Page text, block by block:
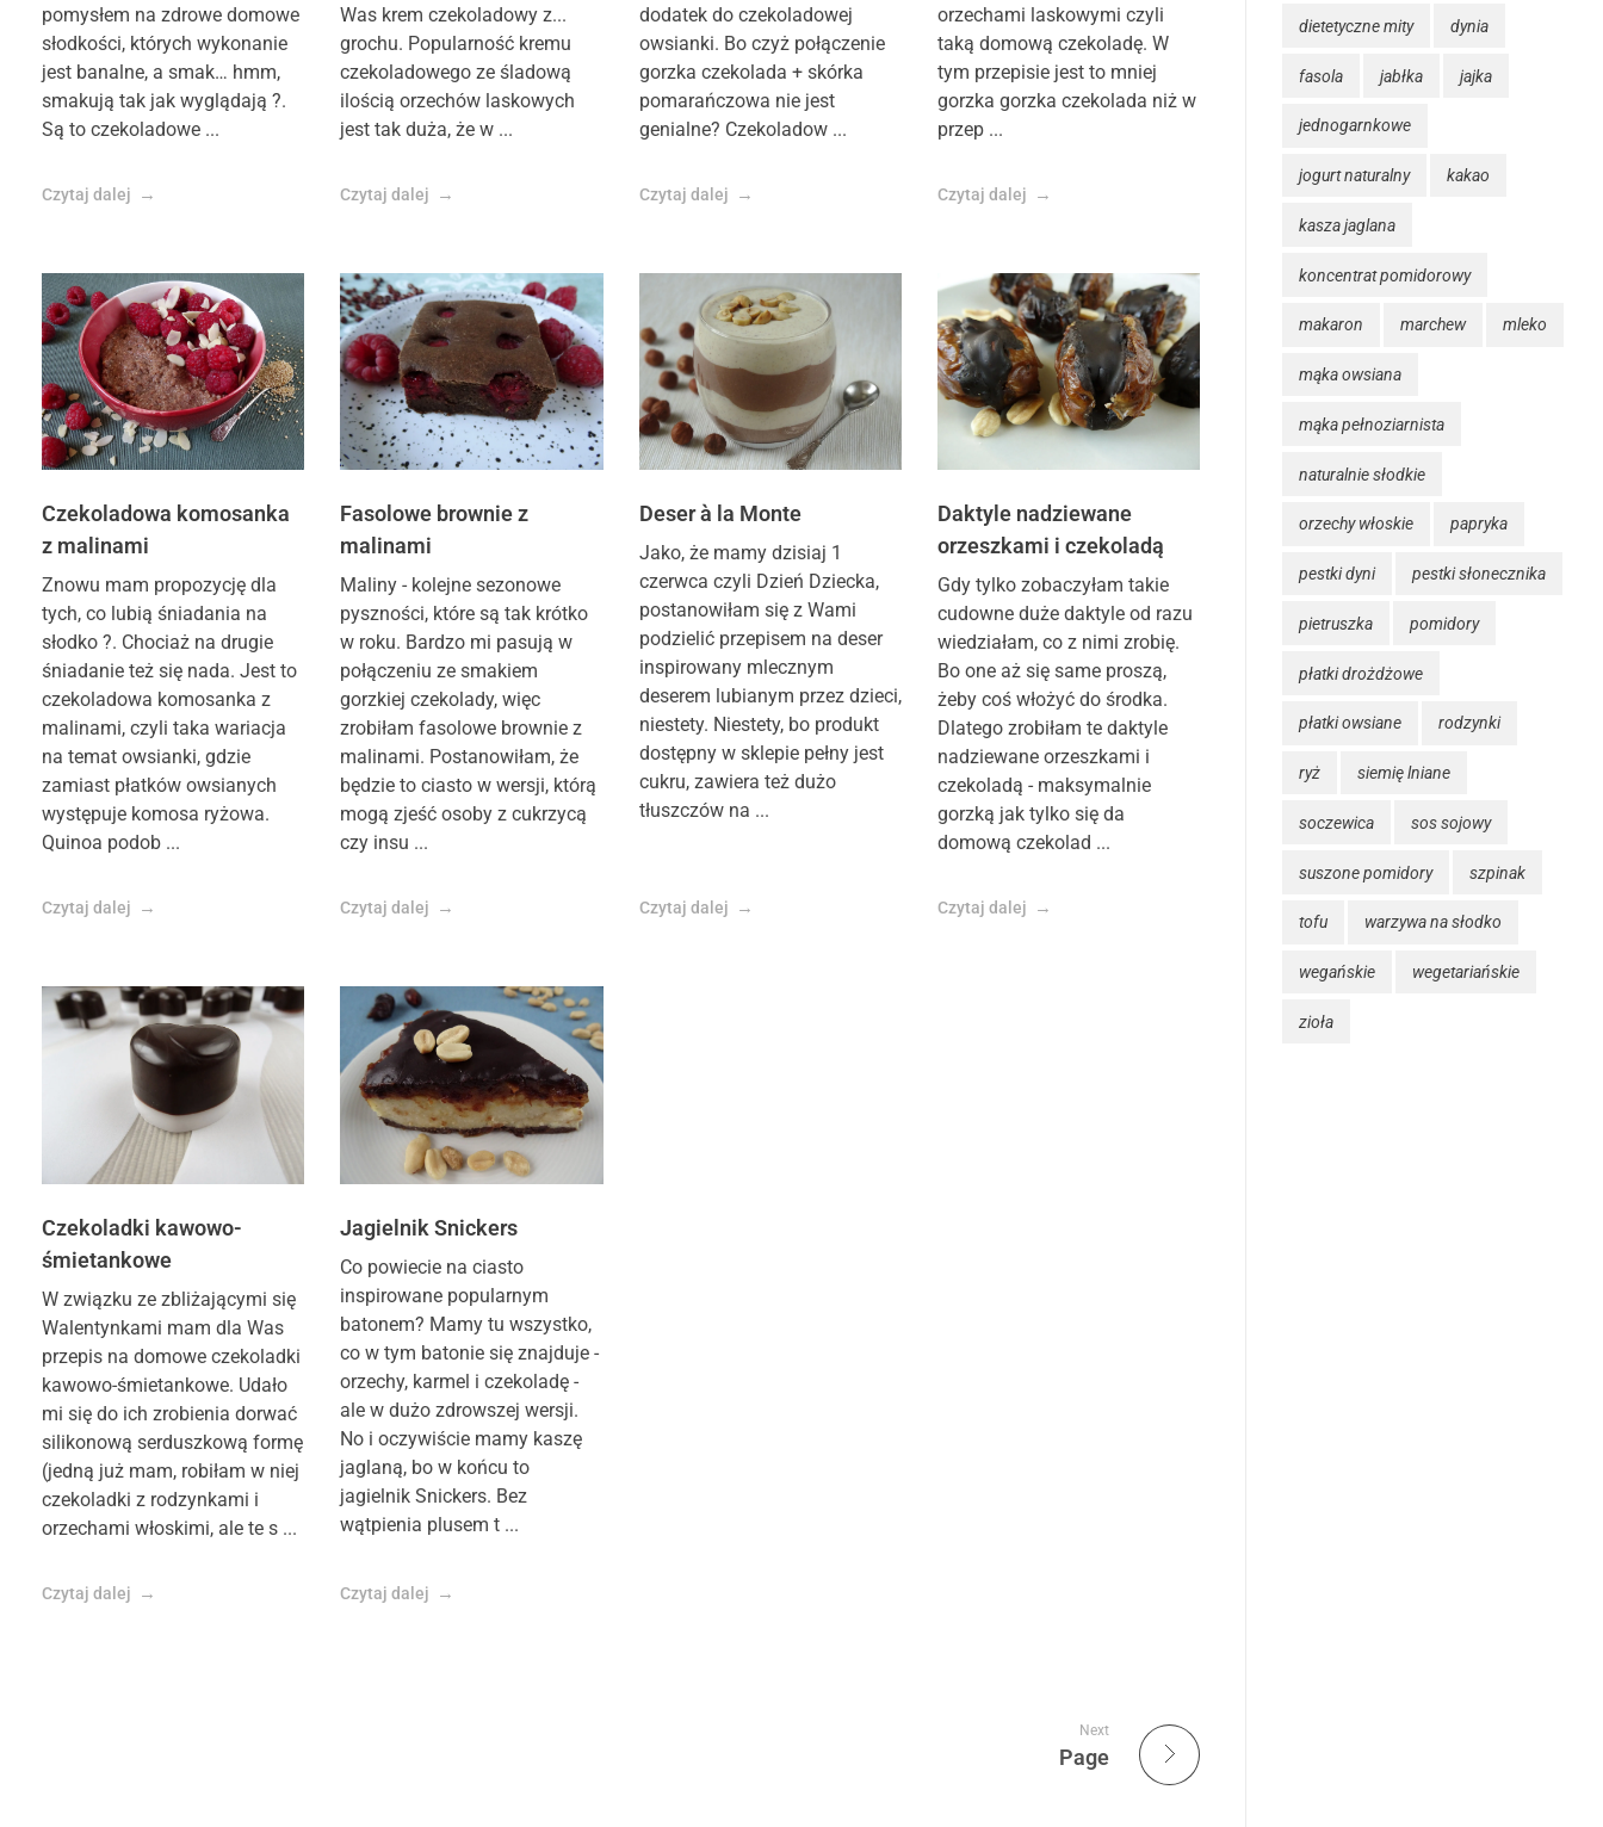
pomysłem na zdrowe domowe
słodkości, których wykonanie
jest banalne, a smak… hmm,
smakują tak jak wyglądają ?.
Są to czekoladowe ...
Czytaj dalej
Was krem czekoladowy z...
grochu. Popularność kremu
czekoladowego ze śladową
ilością orzechów laskowych
jest tak duża, że w ...
Czytaj dalej
dodatek do czekoladowej
owsianki. Bo czyż połączenie
gorzka czekolada + skórka
pomarańczowa nie jest
genialne? Czekoladow ...
Czytaj dalej
orzechami laskowymi czyli
taką domową czekoladę. W
tym przepisie jest to mniej
gorzka gorzka czekolada niż w
przep ...
Czytaj dalej
Czekoladowa komosanka
z malinami
Znowu mam propozycję dla
tych, co lubią śniadania na
słodko ?. Chociaż na drugie
śniadanie też się nada. Jest to
czekoladowa komosanka z
malinami, czyli taka wariacja
na temat owsianki, gdzie
zamiast płatków owsianych
występuje komosa ryżowa.
Quinoa podob ...
Czytaj dalej
Fasolowe brownie z
malinami
Maliny - kolejne sezonowe
pyszności, które są tak krótko
w roku. Bardzo mi pasują w
połączeniu ze smakiem
gorzkiej czekolady, więc
zrobiłam fasolowe brownie z
malinami. Postanowiłam, że
będzie to ciasto w wersji, którą
mogą zjeść osoby z cukrzycą
czy insu ...
Czytaj dalej
Deser à la Monte
Jako, że mamy dzisiaj 1
czerwca czyli Dzień Dziecka,
postanowiłam się z Wami
podzielić przepisem na deser
inspirowany mlecznym
deserem lubianym przez dzieci,
niestety. Niestety, bo produkt
dostępny w sklepie pełny jest
cukru, zawiera też dużo
tłuszczów na ...
Czytaj dalej
Daktyle nadziewane
orzeszkami i czekoladą
Gdy tylko zobaczyłam takie
cudowne duże daktyle od razu
wiedziałam, co z nimi zrobię.
Bo one aż się same proszą,
żeby coś włożyć do środka.
Dlatego zrobiłam te daktyle
nadziewane orzeszkami i
czekoladą - maksymalnie
gorzką jak tylko się da
domową czekolad ...
Czytaj dalej
Czekoladki kawowo-
śmietankowe
W związku ze zbliżającymi się
Walentynkami mam dla Was
przepis na domowe czekoladki
kawowo-śmietankowe. Udało
mi się do ich zrobienia dorwać
silikonową serduszkową formę
(jedną już mam, robiłam w niej
czekoladki z rodzynkami i
orzechami włoskimi, ale te s ...
Czytaj dalej
Jagielnik Snickers
Co powiecie na ciasto
inspirowane popularnym
batonem? Mamy tu wszystko,
co w tym batonie się znajduje -
orzechy, karmel i czekoladę -
ale w dużo zdrowszej wersji.
No i oczywiście mamy kaszę
jaglaną, bo w końcu to
jagielnik Snickers. Bez
wątpienia plusem t ...
Czytaj dalej
Next
Page
dietetyczne mity dynia
fasola jabłka jajka
jednogarnkowe
jogurt naturalny kakao
kasza jaglana
koncentrat pomidorowy
makaron marchew mleko
mąka owsiana
mąka pełnoziarnista
naturalnie słodkie
orzechy włoskie papryka
pestki dyni pestki słonecznika
pietruszka pomidory
płatki drożdżowe
płatki owsiane rodzynki
ryż siemię lniane
soczewica sos sojowy
suszone pomidory szpinak
tofu warzywa na słodko
wegańskie wegetariańskie
zioła